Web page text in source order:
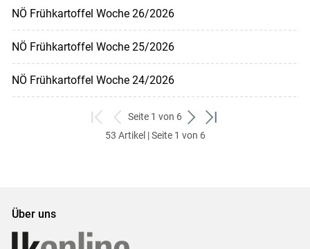
NÖ Frühkartoffel Woche 26/2026
NÖ Frühkartoffel Woche 25/2026
NÖ Frühkartoffel Woche 24/2026
zum
ersten
zurück
zum
Seite 1 von 6
weiter
zum
zum
53 Artikel | Seite 1 von 6
Über uns